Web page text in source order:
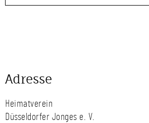
Adresse
Heimatverein
Düsseldorfer Jonges e. V.